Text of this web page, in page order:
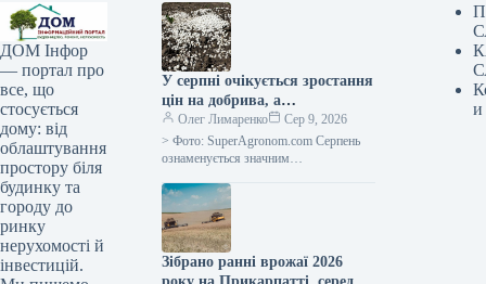
ДОМ Інфор
— портал про
все, що
стосується
дому: від
облаштування
простору біля
будинку та
городу до
ринку
нерухомості й
інвестицій.
У серпні очікується зростання
цін на добрива, а
постачальники тимчасово
припиняють надання
кредитних умов —
Олег Лимаренко
Сер 9, 2026
> Фото: SuperAgronom.com Серпень
ознаменується значним
доступності добрив для українських
сільгоспвиробників. На ринку
спостерігається
Зібрано ранні врожаї 2026
року на Прикарпатті, середня
и